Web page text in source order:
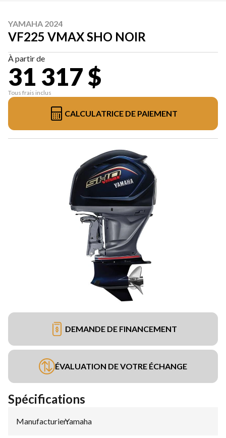
YAMAHA 2024
VF225 VMAX SHO NOIR
À partir de
31 317 $
Tous frais inclus
CALCULATRICE DE PAIEMENT
DEMANDE DE FINANCEMENT
ÉVALUATION DE VOTRE ÉCHANGE
Spécifications
Manufacturier:
Yamaha